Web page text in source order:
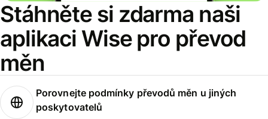
Stáhněte si zdarma naši
aplikaci Wise pro převod
měn
Porovnejte podmínky převodů měn u jiných
poskytovatelů